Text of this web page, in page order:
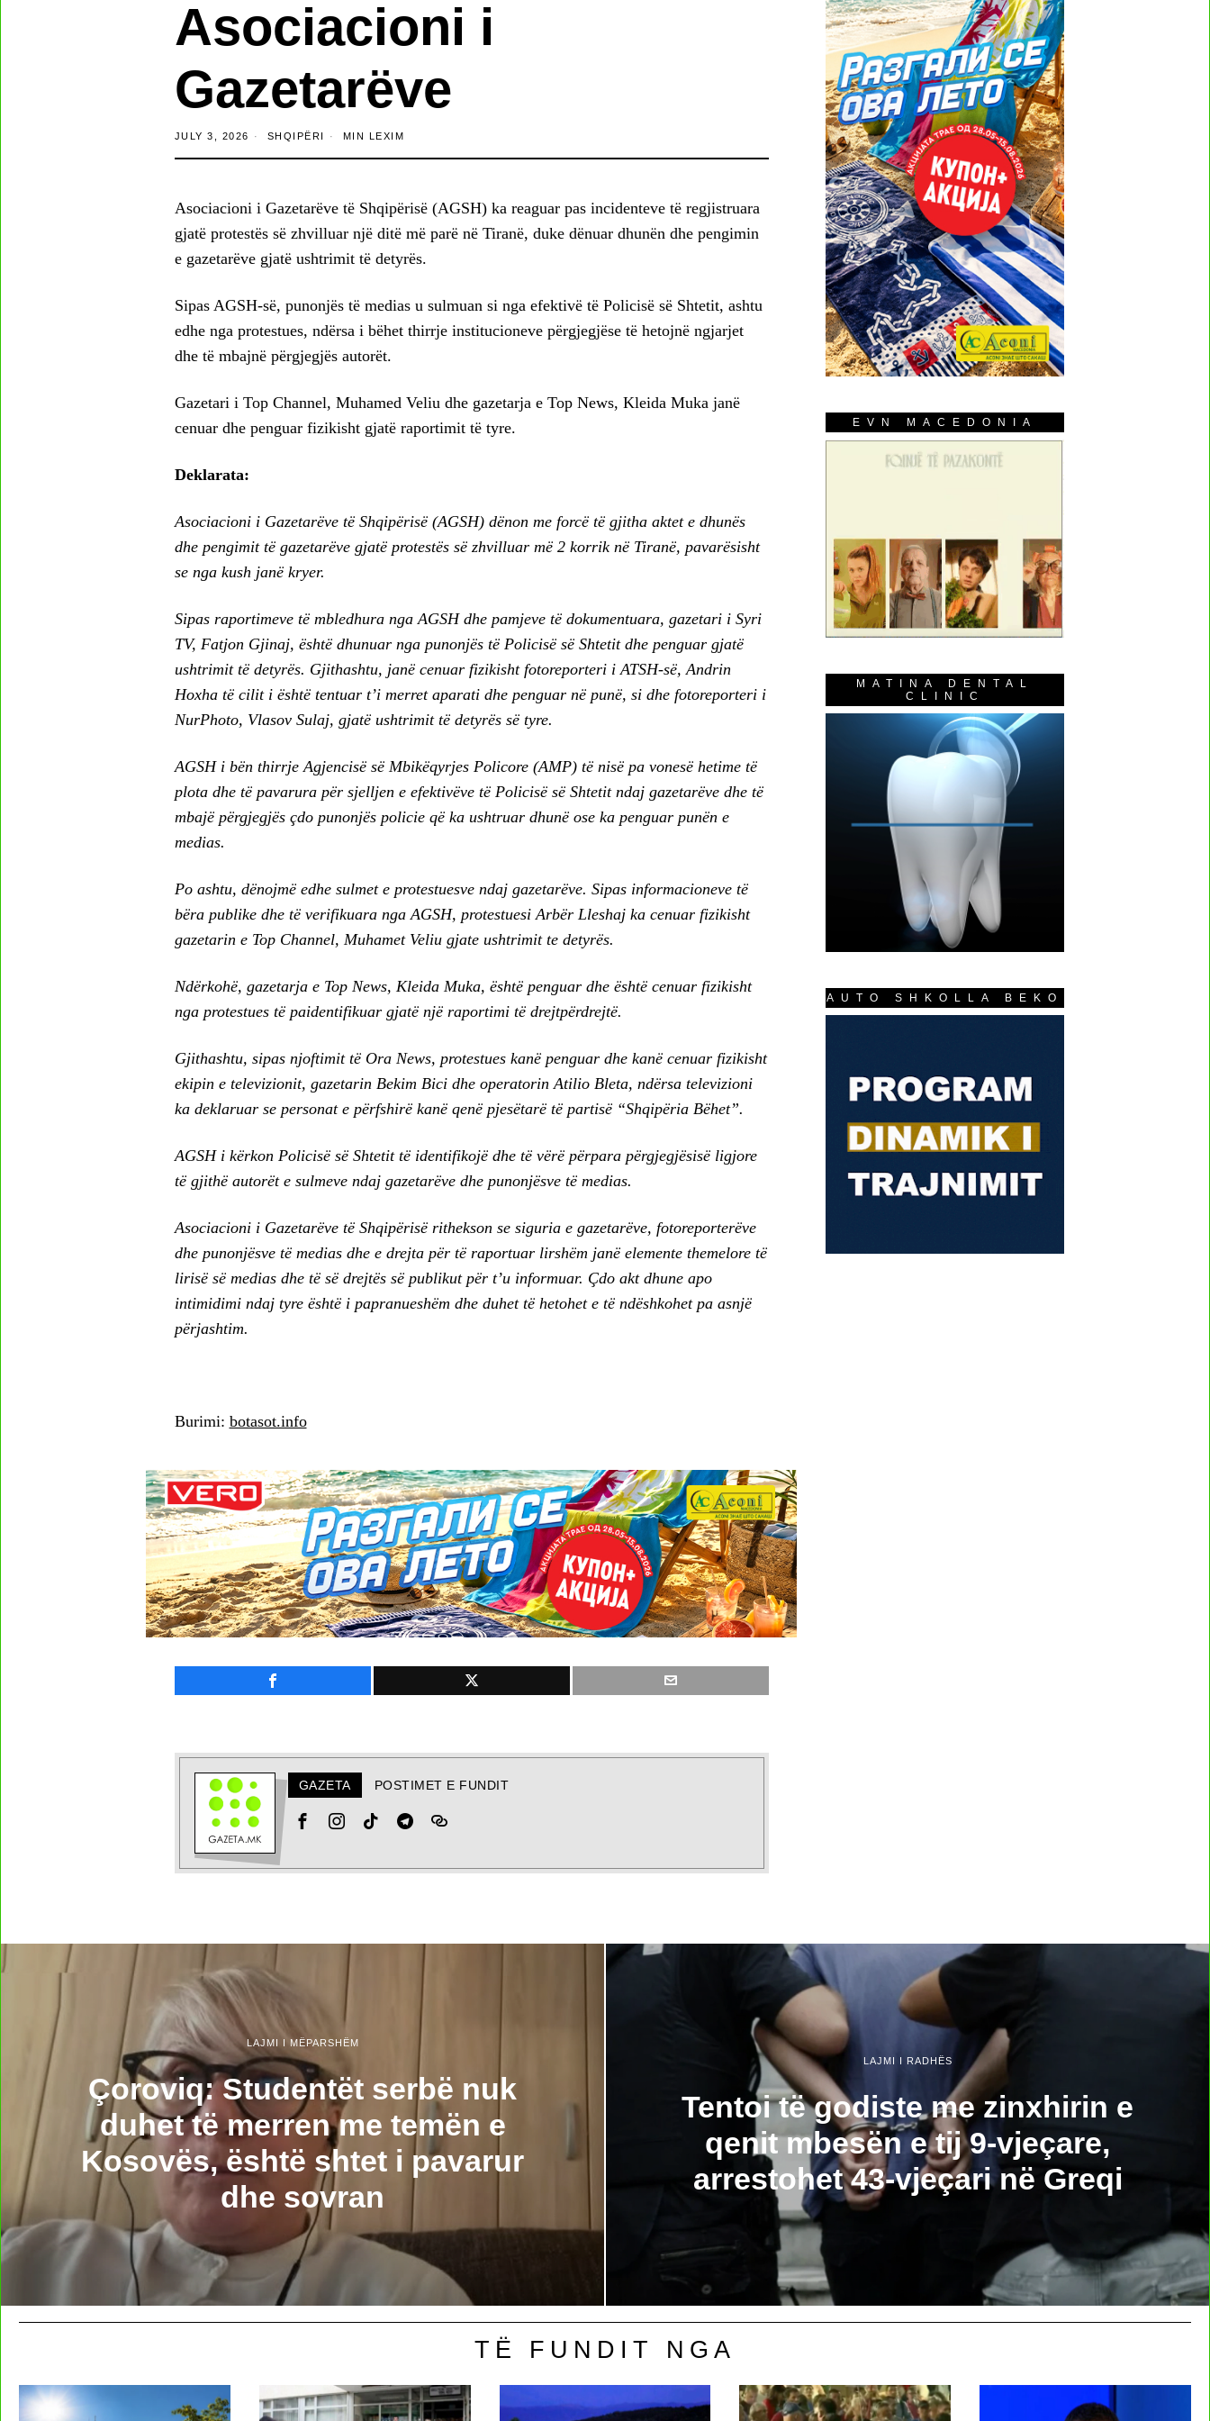
Asociacioni i
Gazetarëve
JULY 3, 2026 SHQIPËRI MIN LEXIM
Asociacioni i Gazetarëve të Shqipërisë (AGSH) ka reaguar pas incidenteve të regjistruara
gjatë protestës së zhvilluar një ditë më parë në Tiranë, duke dënuar dhunën dhe pengimin
e gazetarëve gjatë ushtrimit të detyrës.
Sipas AGSH-së, punonjës të medias u sulmuan si nga efektivë të Policisë së Shtetit, ashtu
edhe nga protestues, ndërsa i bëhet thirrje institucioneve përgjegjëse të hetojnë ngjarjet
dhe të mbajnë përgjegjës autorët.
Gazetari i Top Channel, Muhamed Veliu dhe gazetarja e Top News, Kleida Muka janë
cenuar dhe penguar fizikisht gjatë raportimit të tyre.
Deklarata:
Asociacioni i Gazetarëve të Shqipërisë (AGSH) dënon me forcë të gjitha aktet e dhunës
dhe pengimit të gazetarëve gjatë protestës së zhvilluar më 2 korrik në Tiranë, pavarësisht
se nga kush janë kryer.
Sipas raportimeve të mbledhura nga AGSH dhe pamjeve të dokumentuara, gazetari i Syri
TV, Fatjon Gjinaj, është dhunuar nga punonjës të Policisë së Shtetit dhe penguar gjatë
ushtrimit të detyrës. Gjithashtu, janë cenuar fizikisht fotoreporteri i ATSH-së, Andrin
Hoxha të cilit i është tentuar t’i merret aparati dhe penguar në punë, si dhe fotoreporteri i
NurPhoto, Vlasov Sulaj, gjatë ushtrimit të detyrës së tyre.
AGSH i bën thirrje Agjencisë së Mbikëqyrjes Policore (AMP) të nisë pa vonesë hetime të
plota dhe të pavarura për sjelljen e efektivëve të Policisë së Shtetit ndaj gazetarëve dhe të
mbajë përgjegjës çdo punonjës policie që ka ushtruar dhunë ose ka penguar punën e
medias.
Po ashtu, dënojmë edhe sulmet e protestuesve ndaj gazetarëve. Sipas informacioneve të
bëra publike dhe të verifikuara nga AGSH, protestuesi Arbër Lleshaj ka cenuar fizikisht
gazetarin e Top Channel, Muhamet Veliu gjate ushtrimit te detyrës.
Ndërkohë, gazetarja e Top News, Kleida Muka, është penguar dhe është cenuar fizikisht
nga protestues të paidentifikuar gjatë një raportimi të drejtpërdrejtë.
Gjithashtu, sipas njoftimit të Ora News, protestues kanë penguar dhe kanë cenuar fizikisht
ekipin e televizionit, gazetarin Bekim Bici dhe operatorin Atilio Bleta, ndërsa televizioni
ka deklaruar se personat e përfshirë kanë qenë pjesëtarë të partisë “Shqipëria Bëhet”.
AGSH i kërkon Policisë së Shtetit të identifikojë dhe të vërë përpara përgjegjësisë ligjore
të gjithë autorët e sulmeve ndaj gazetarëve dhe punonjësve të medias.
Asociacioni i Gazetarëve të Shqipërisë rithekson se siguria e gazetarëve, fotoreporterëve
dhe punonjësve të medias dhe e drejta për të raportuar lirshëm janë elemente themelore të
lirisë së medias dhe të së drejtës së publikut për t’u informuar. Çdo akt dhune apo
intimidimi ndaj tyre është i papranueshëm dhe duhet të hetohet e të ndëshkohet pa asnjë
përjashtim.
Burimi: botasot.info
GAZETA POSTIMET E FUNDIT
EVN MACEDONIA
MATINA DENTAL
CLINIC
AUTO SHKOLLA BEKO
LAJMI I MËPARSHËM
Çoroviq: Studentët serbë nuk
duhet të merren me temën e
Kosovës, është shtet i pavarur
dhe sovran
LAJMI I RADHËS
Tentoi të godiste me zinxhirin e
qenit mbesën e tij 9-vjeçare,
arrestohet 43-vjeçari në Greqi
TË FUNDIT NGA